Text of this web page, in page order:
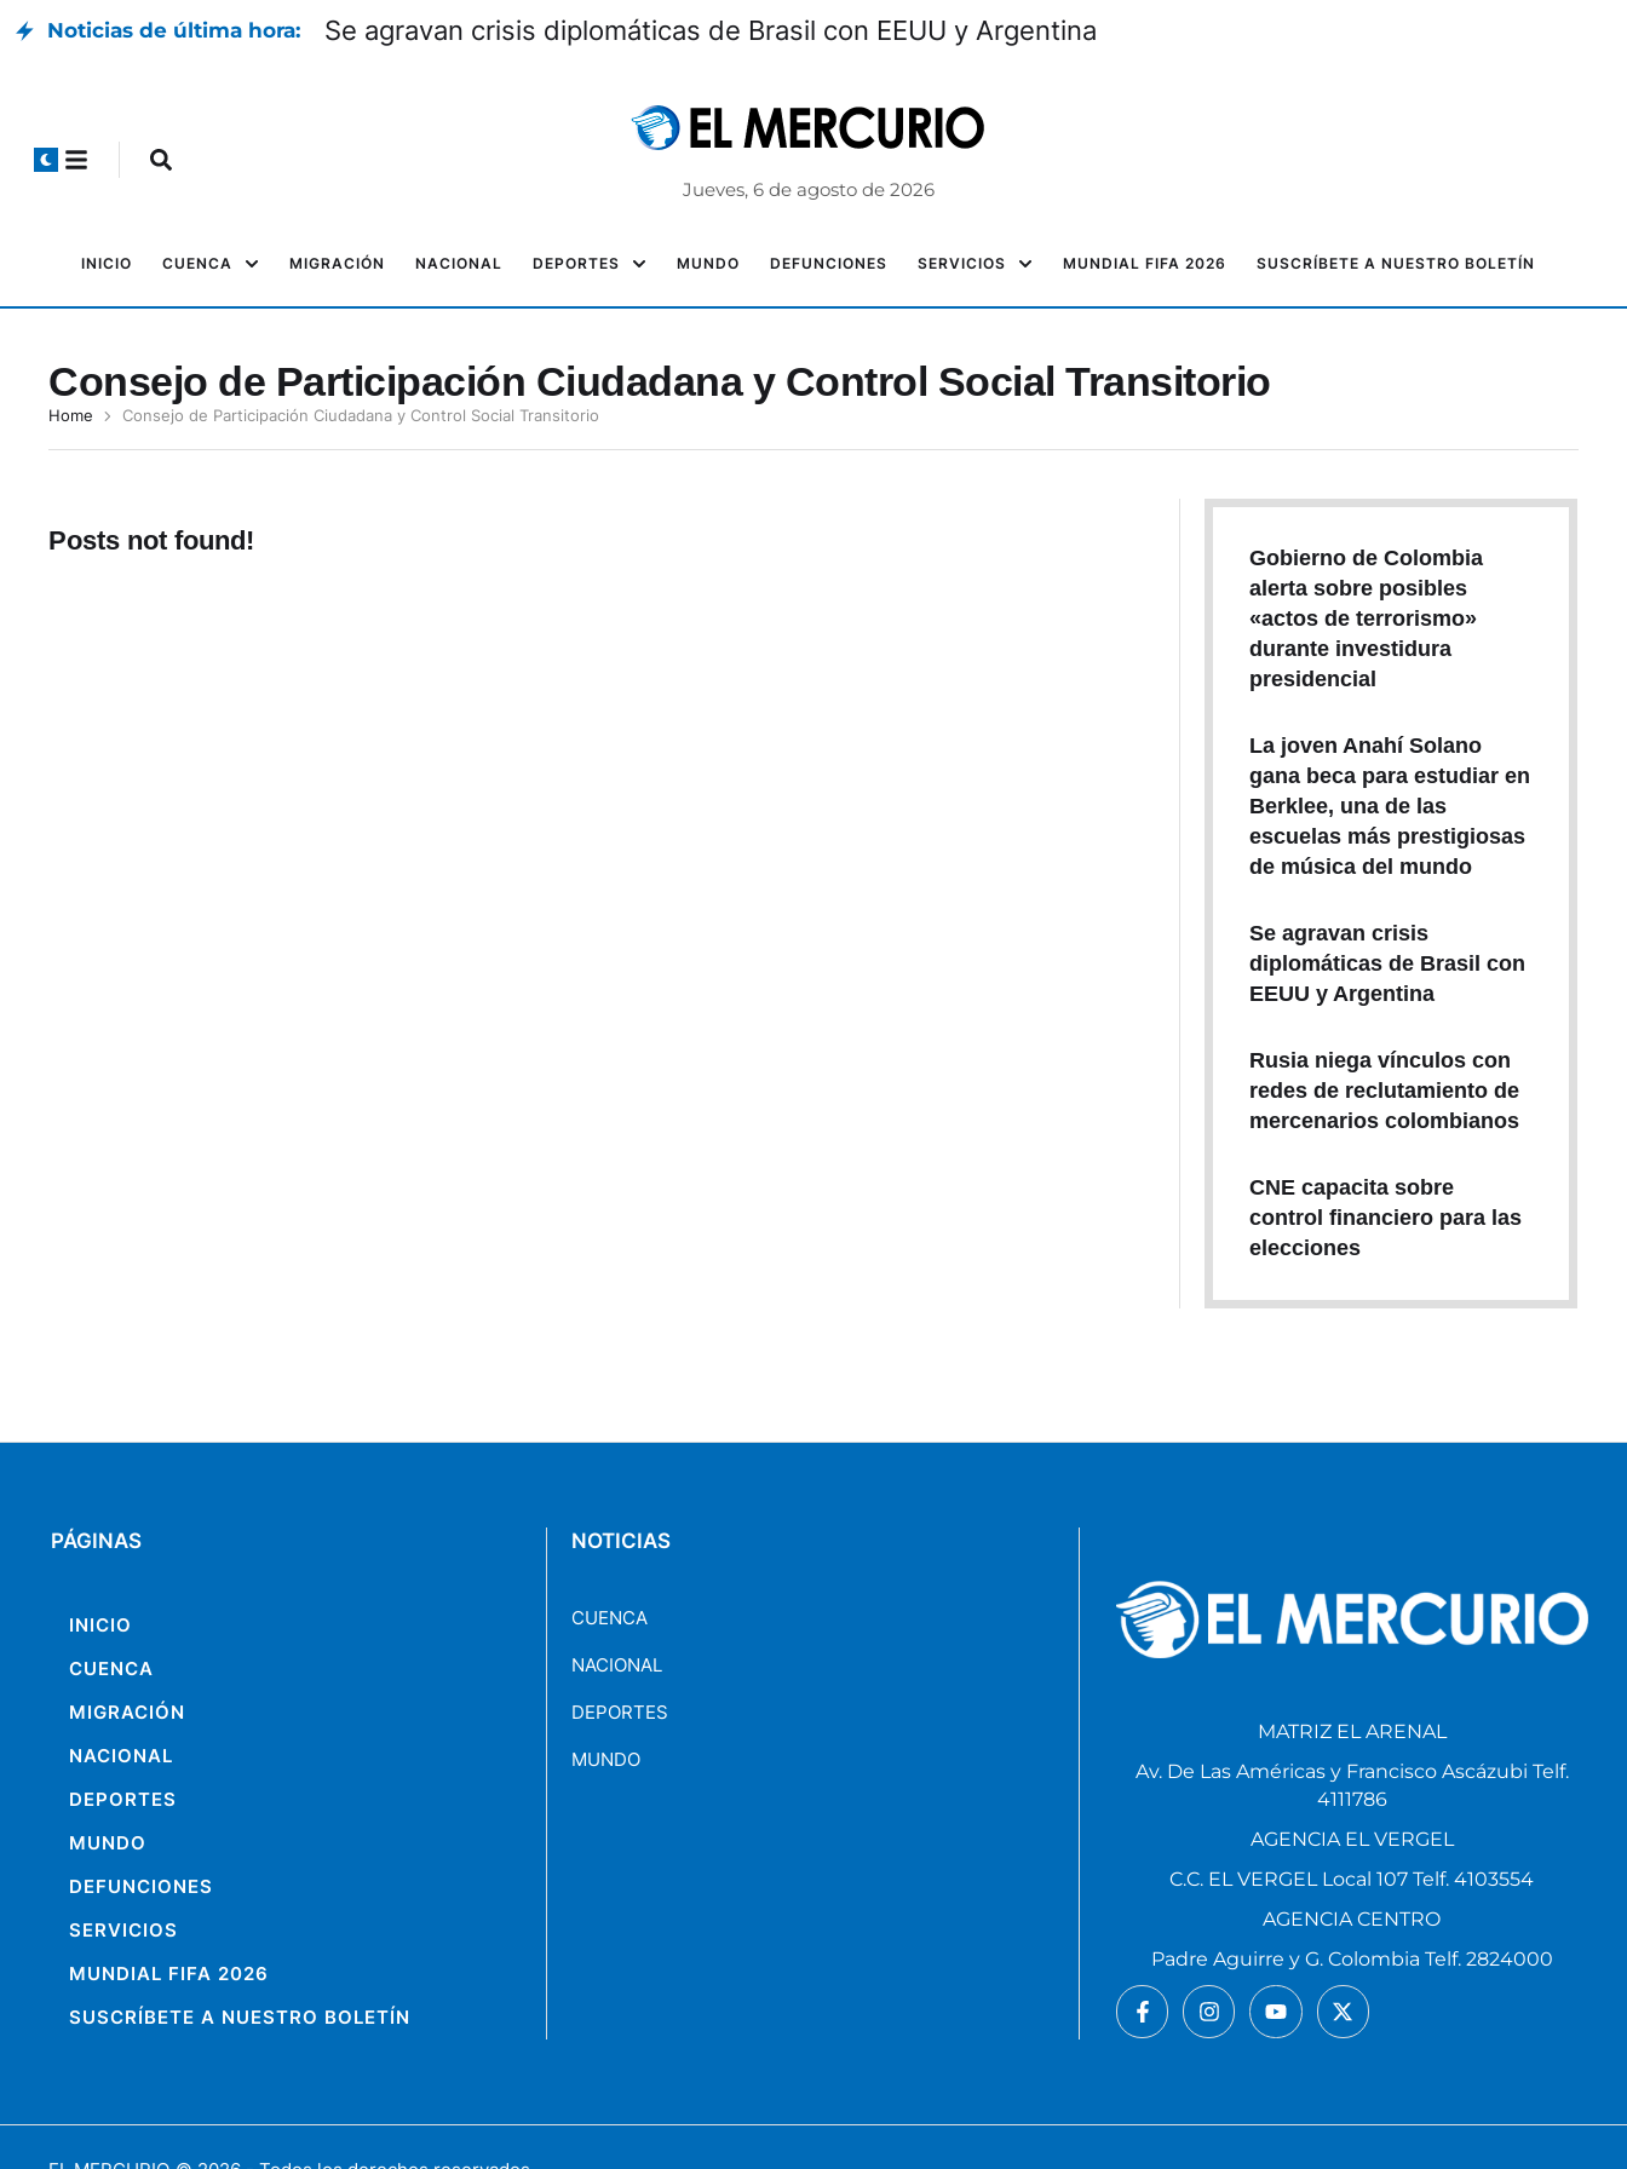
Noticias de última hora: Se agravan crisis diplomáticas de Brasil con EEUU y Argentina
Jueves, 6 de agosto de 2026
INICIO CUENCA MIGRACIÓN NACIONAL DEPORTES MUNDO DEFUNCIONES SERVICIOS MUNDIAL FIFA 2026 SUSCRÍBETE A NUESTRO BOLETÍN
Consejo de Participación Ciudadana y Control Social Transitorio
Home Consejo de Participación Ciudadana y Control Social Transitorio
Posts not found!
Gobierno de Colombia
alerta sobre posibles
«actos de terrorismo»
durante investidura
presidencial
La joven Anahí Solano
gana beca para estudiar en
Berklee, una de las
escuelas más prestigiosas
de música del mundo
Se agravan crisis
diplomáticas de Brasil con
EEUU y Argentina
Rusia niega vínculos con
redes de reclutamiento de
mercenarios colombianos
CNE capacita sobre
control financiero para las
elecciones
PÁGINAS
INICIO
CUENCA
MIGRACIÓN
NACIONAL
DEPORTES
MUNDO
DEFUNCIONES
SERVICIOS
MUNDIAL FIFA 2026
SUSCRÍBETE A NUESTRO BOLETÍN
NOTICIAS
CUENCA
NACIONAL
DEPORTES
MUNDO
MATRIZ EL ARENAL
Av. De Las Américas y Francisco Ascázubi Telf.
4111786
AGENCIA EL VERGEL
C.C. EL VERGEL Local 107 Telf. 4103554
AGENCIA CENTRO
Padre Aguirre y G. Colombia Telf. 2824000